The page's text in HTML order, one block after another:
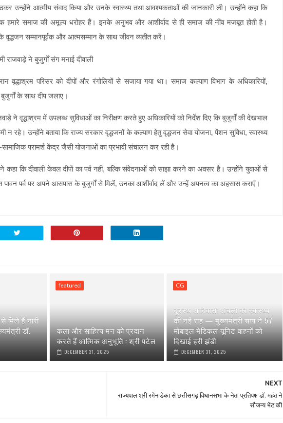
उन्होंने आत्मीय संवाद किया और उनके स्वास्थ्य तथा आवश्यकताओं की जानकारी ली। उन्होंने कहा कि
हमारे समाज की अमूल्य धरोहर हैं। इनके अनुभव और आशीर्वाद से ही समाज की नींव मजबूत होती है।
वृद्धजन सम्मानपूर्वक और आत्मसम्मान के साथ जीवन व्यतीत करें।
वृद्धाश्रम परिसर को दीपों और रंगोलियों से सजाया गया था। समाज कल्याण विभाग के अधिकारियों,
के साथ दीप जलाए।
ने वृद्धाश्रम में उपलब्ध सुविधाओं का निरीक्षण करते हुए अधिकारियों को निर्देश दिए कि बुजुर्गों की देखभाल
न रहे। उन्होंने बताया कि राज्य सरकार वृद्धजनों के कल्याण हेतु वृद्धजन सेवा योजना, पेंशन सुविधा, स्वास्थ्य
सामाजिक परामर्श केंद्र जैसी योजनाओं का प्रभावी संचालन कर रही है।
कहा कि दीवाली केवल दीपों का पर्व नहीं, बल्कि संवेदनाओं को साझा करने का अवसर है। उन्होंने युवाओं से
पावन पर्व पर अपने आसपास के बुजुर्गों से मिलें, उनका आशीर्वाद लें और उन्हें अपनत्व का अहसास कराएँ।
मिले हैं नारी
डॉ.
featured
कला और साहित्य मन को प्रदान
करते हैं आत्मिक अनुभूति : श्री पटेल
DECEMBER 31, 2025
CG
दूरस्थ आदिवासी अंचलों को स्वास्थ्य
की नई राह — मुख्यमंत्री साय ने 57
मोबाइल मेडिकल यूनिट वाहनों को
दिखाई हरी झंडी
DECEMBER 31, 2025
NEXT
राज्यपाल श्री रमेन डेका से छत्तीसगढ़ विधानसभा के नेता प्रतिपक्ष डॉ. महंत ने
सौजन्य भेंट की